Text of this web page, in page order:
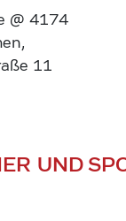
@ 4174
11
UND